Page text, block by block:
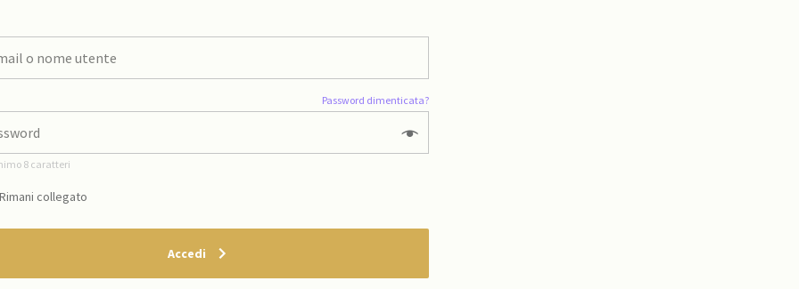
Password dimenticata?
8 caratteri
collegato
Accedi